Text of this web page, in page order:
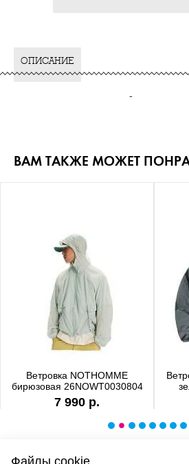
ОПИСАНИЕ
-
ВАМ ТАКЖЕ МОЖЕТ
Ветровка NOTHOMME
бирюзовая 26NOWT0030804
7 990 р.
Файлы cookie